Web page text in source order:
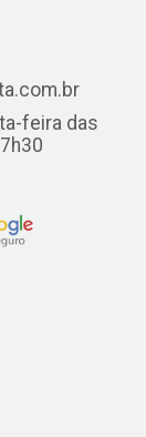
feira das